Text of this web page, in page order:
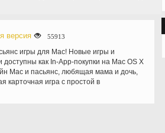
версия 55913
игры для Mac! Новые игры и
как In-App-покупки на Mac OS X
Mac и пасьянс, любящая мама и дочь,
карточная игра с простой в